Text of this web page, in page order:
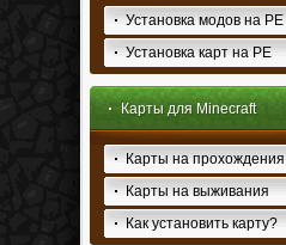
Установка модов на PE
Установка карт на PE
Карты для Minecraft
Карты на прохождения
Карты на выживания
Как установить карту?